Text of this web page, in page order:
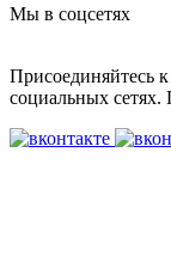
Мы в соцсетях
Присоединяйтесь
социальных сетях.